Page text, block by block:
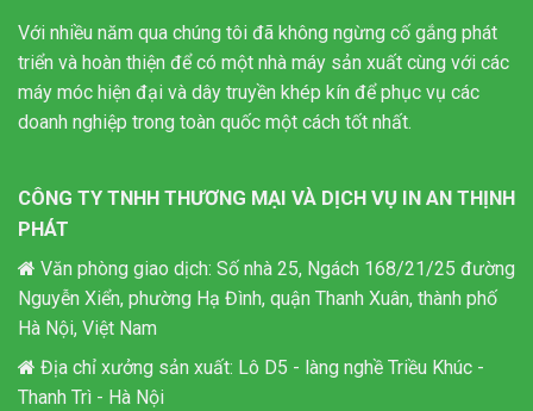
Với nhiều năm qua chúng tôi đã không ngừng cố gắng phát
triển và hoàn thiện để có một nhà máy sản xuất cùng với các
máy móc hiện đại và dây truyền khép kín để phục vụ các
doanh nghiệp trong toàn quốc một cách tốt nhất.
CÔNG TY TNHH THƯƠNG MẠI VÀ DỊCH VỤ IN AN THỊNH
PHÁT
Văn phòng giao dịch: Số nhà 25, Ngách 168/21/25 đường
Nguyễn Xiển, phường Hạ Đình, quận Thanh Xuân, thành phố
Hà Nội, Việt Nam
Địa chỉ xưởng sản xuất: Lô D5 - làng nghề Triều Khúc -
Thanh Trì - Hà Nội